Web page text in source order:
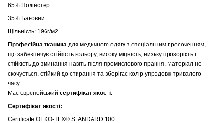
65% Поліестер
35% Бавовни
Щільність: 196г/м2
Професійна тканина для медичного одягу з спеціальним просоченням,
що забезпечує стійкість кольору, високу міцність, низьку прозорість і
стійкість до зминання навіть після промислового прання. Матеріал не
скочується, стійкий до стирання та зберігає колір упродовж тривалого
часу.
Має європейський сертифікат якості.
Сертифікат якості:
Certificate OEKO-TEX® STANDARD 100